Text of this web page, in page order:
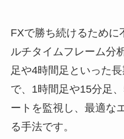
FXで勝ち続けるために
ルチタイムフレーム分
足や4時間足といった
で、1時間足や15分足
ートを監視し、最適な
る手法です。